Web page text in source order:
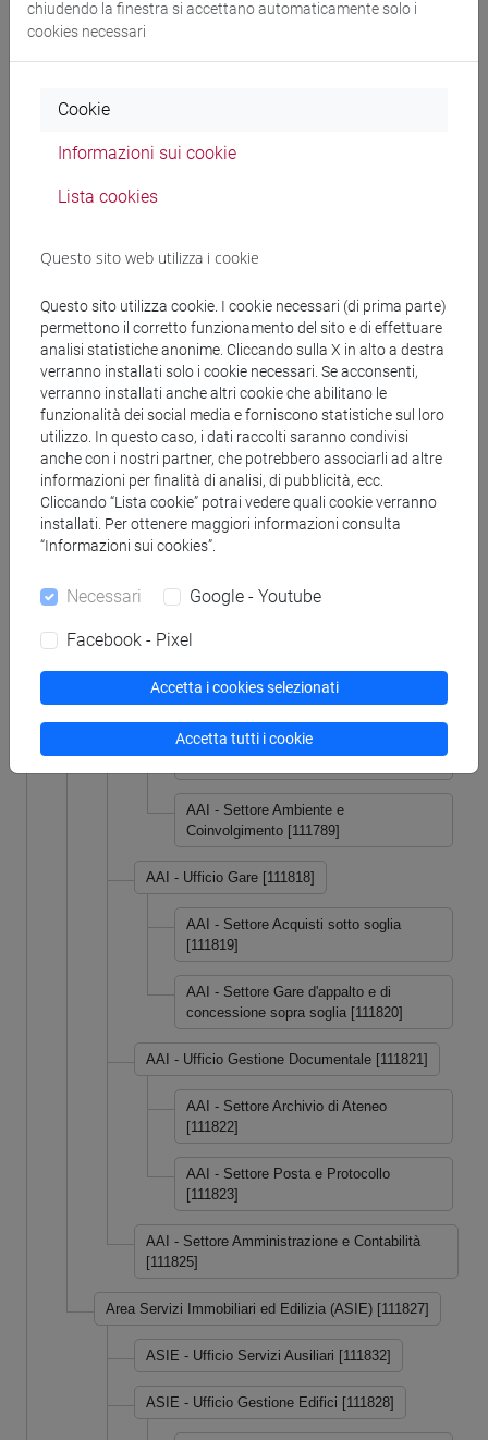
ACPIC - Ufficio Promozione Culturale [111741]
Tour [111743]
ACPIC - Settore Cerimonie Istituzionali
Area Affari Istituzionali (AAI) [111778]
AAI - Ufficio Affari Generali [111601]
AAI - Settore Affari Generali [111659]
AAI - Settore Enti Partecipati [111824]
AAI - Ufficio Organi Collegiali [111603]
Garanzia [111787]
AAI - Ufficio Sostenibilità [111753]
AAI - Settore Governance e processi
AAI - Settore Ambiente e
Coinvolgimento [111789]
AAI - Ufficio Gare [111818]
AAI - Settore Acquisti sotto soglia
[111819]
AAI - Settore Gare d'appalto e di
concessione sopra soglia [111820]
AAI - Ufficio Gestione Documentale [111821]
AAI - Settore Archivio di Ateneo
[111822]
AAI - Settore Posta e Protocollo
[111823]
AAI - Settore Amministrazione e Contabilità
[111825]
Area Servizi Immobiliari ed Edilizia (ASIE) [111827]
ASIE - Ufficio Servizi Ausiliari [111832]
ASIE - Ufficio Gestione Edifici [111828]
chiudendo la finestra si accettano automaticamente solo i
cookies necessari
Cookie
Informazioni sui cookie
Lista cookies
Questo sito web utilizza i cookie
Questo sito utilizza cookie. I cookie necessari (di prima parte)
permettono il corretto funzionamento del sito e di effettuare
analisi statistiche anonime. Cliccando sulla X in alto a destra
verranno installati solo i cookie necessari. Se acconsenti,
verranno installati anche altri cookie che abilitano le
funzionalità dei social media e forniscono statistiche sul loro
utilizzo. In questo caso, i dati raccolti saranno condivisi
anche con i nostri partner, che potrebbero associarli ad altre
informazioni per finalità di analisi, di pubblicità, ecc.
Cliccando “Lista cookie” potrai vedere quali cookie verranno
installati. Per ottenere maggiori informazioni consulta
“Informazioni sui cookies”.
Necessari Google - Youtube
Facebook - Pixel
Accetta i cookies selezionati
Accetta tutti i cookie